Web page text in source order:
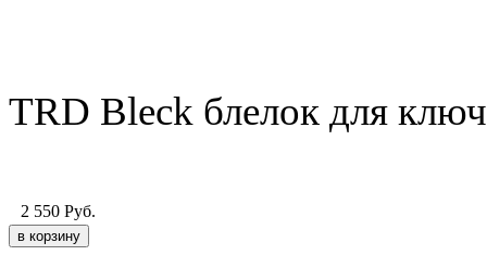
TRD Bleck блелок для
2 550 Руб.